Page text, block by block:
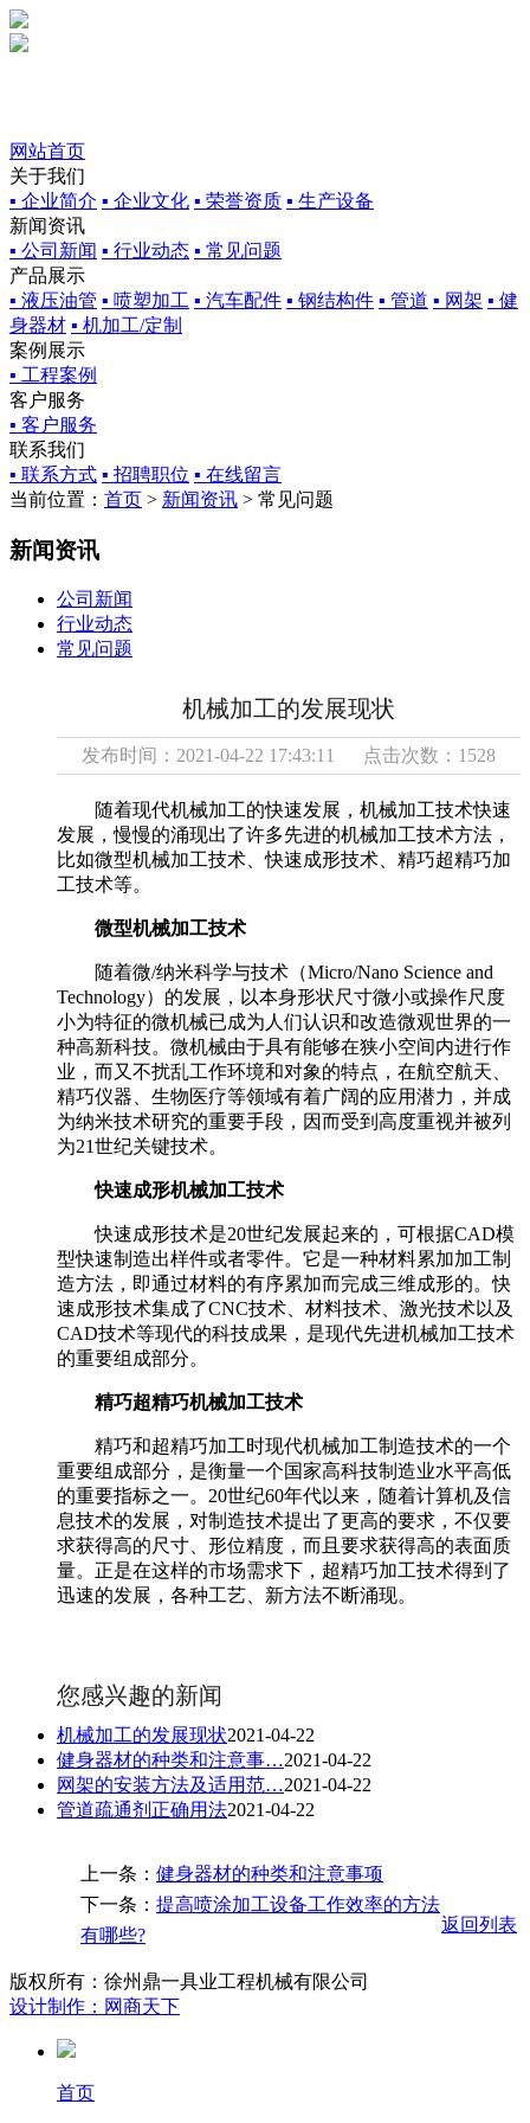
网站首页
关于我们
▪ 企业简介 ▪ 企业文化 ▪ 荣誉资质 ▪ 生产设备
新闻资讯
▪ 公司新闻 ▪ 行业动态 ▪ 常见问题
产品展示
▪ 液压油管 ▪ 喷塑加工 ▪ 汽车配件 ▪ 钢结构件 ▪ 管道 ▪ 网架 ▪ 健
身器材 ▪ 机加工/定制
案例展示
▪ 工程案例
客户服务
▪ 客户服务
联系我们
▪ 联系方式 ▪ 招聘职位 ▪ 在线留言
当前位置： 首页 > 新闻资讯 > 常见问题
新闻资讯
公司新闻
行业动态
常见问题
机械加工的发展现状
发布时间：2021-04-22 17:43:11 点击次数：1528
随着现代机械加工的快速发展，机械加工技术快速
发展，慢慢的涌现出了许多先进的机械加工技术方法，
比如微型机械加工技术、快速成形技术、精巧超精巧加
工技术等。
微型机械加工技术
随着微/纳米科学与技术（Micro/Nano Science and
Technology）的发展，以本身形状尺寸微小或操作尺度
小为特征的微机械已成为人们认识和改造微观世界的一
种高新科技。微机械由于具有能够在狭小空间内进行作
业，而又不扰乱工作环境和对象的特点，在航空航天、
精巧仪器、生物医疗等领域有着广阔的应用潜力，并成
为纳米技术研究的重要手段，因而受到高度重视并被列
为21世纪关键技术。
快速成形机械加工技术
快速成形技术是20世纪发展起来的，可根据CAD模
型快速制造出样件或者零件。它是一种材料累加加工制
造方法，即通过材料的有序累加而完成三维成形的。快
速成形技术集成了CNC技术、材料技术、激光技术以及
CAD技术等现代的科技成果，是现代先进机械加工技术
的重要组成部分。
精巧超精巧机械加工技术
精巧和超精巧加工时现代机械加工制造技术的一个
重要组成部分，是衡量一个国家高科技制造业水平高低
的重要指标之一。20世纪60年代以来，随着计算机及信
息技术的发展，对制造技术提出了更高的要求，不仅要
求获得高的尺寸、形位精度，而且要求获得高的表面质
量。正是在这样的市场需求下，超精巧加工技术得到了
迅速的发展，各种工艺、新方法不断涌现。
您感兴趣的新闻
机械加工的发展现状2021-04-22
健身器材的种类和注意事…2021-04-22
网架的安装方法及适用范…2021-04-22
管道疏通剂正确用法2021-04-22
上一条： 健身器材的种类和注意事项
下一条： 提高喷涂加工设备工作效率的方法
有哪些?
返回列表
版权所有：徐州鼎一具业工程机械有限公司
设计制作：网商天下
首页